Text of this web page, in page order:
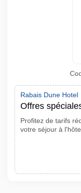
Rabais Dune Hotel
Offres
Profitez de tarifs
votre séjour à